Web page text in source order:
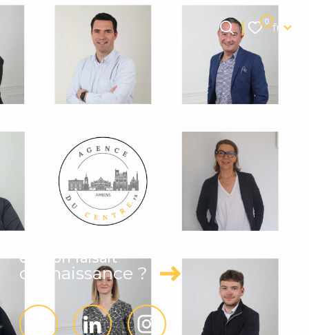
0 Langue
fr
et si on faisait
connaissance ?